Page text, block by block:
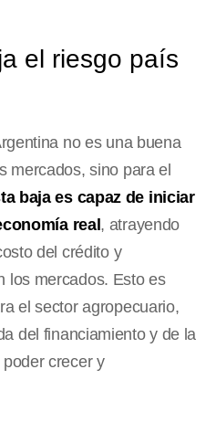
el riesgo país
no es una buena
mercados, sino para el
baja es capaz de iniciar
real , atrayendo
del crédito y
los mercados. Esto es
el sector agropecuario,
del financiamiento y de la
crecer y